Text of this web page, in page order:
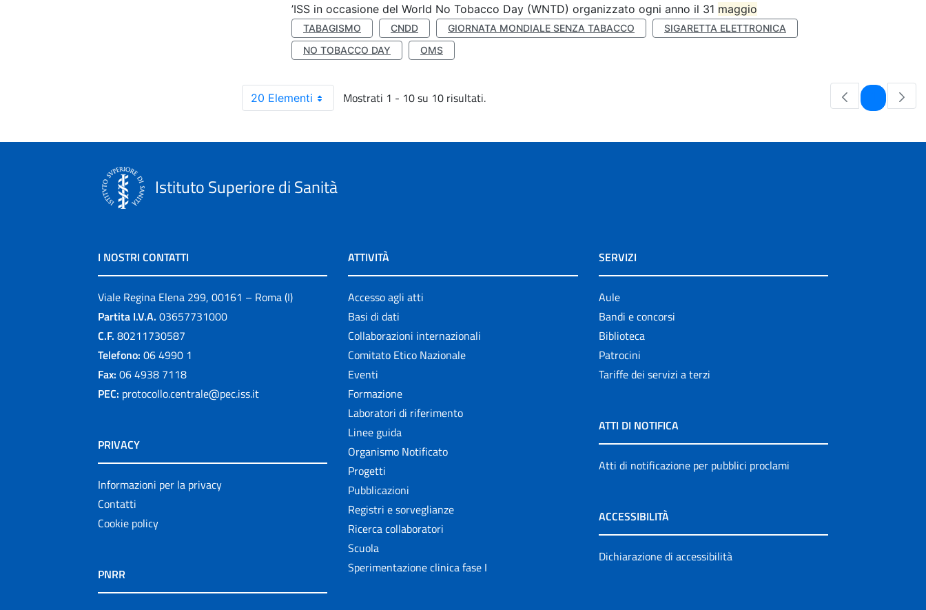
’ISS in occasione del World No Tobacco Day (WNTD) organizzato ogni anno il 31 maggio
TABAGISMO CNDD GIORNATA MONDIALE SENZA TABACCO
SIGARETTA ELETTRONICA
NO TOBACCO DAY
OMS
20 Elementi Mostrati 1 - 10 su 10 risultati. Pagina
Istituto Superiore di Sanità
I NOSTRI CONTATTI
Viale Regina Elena 299, 00161 – Roma (I)
Partita I.V.A. 03657731000
C.F. 80211730587
Telefono: 06 4990 1
Fax: 06 4938 7118
PEC: protocollo.centrale@pec.iss.it
PRIVACY
Informazioni per la privacy
Contatti
Cookie policy
PNRR
ATTIVITÀ
Accesso agli atti
Basi di dati
Collaborazioni internazionali
Comitato Etico Nazionale
Eventi
Formazione
Laboratori di riferimento
Linee guida
Organismo Notificato
Progetti
Pubblicazioni
Registri e sorveglianze
Ricerca collaboratori
Scuola
Sperimentazione clinica fase I
SERVIZI
Aule
Bandi e concorsi
Biblioteca
Patrocini
Tariffe dei servizi a terzi
ATTI DI NOTIFICA
Atti di notificazione per pubblici proclami
ACCESSIBILITÀ
Dichiarazione di accessibilità